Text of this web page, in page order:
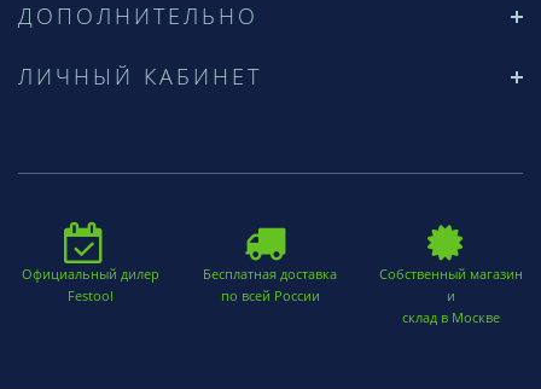
ДОПОЛНИТЕЛЬНО
ЛИЧНЫЙ КАБИНЕТ
Официальный дилер
Festool
Бесплатная доставка
по всей России
Собственный магазин
и
склад в Москве